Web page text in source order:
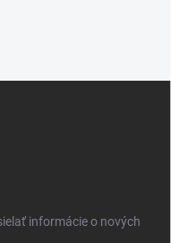
informácie o nových